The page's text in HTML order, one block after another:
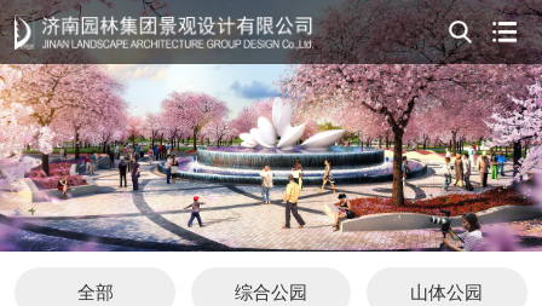
全部 综合公园 山体公园